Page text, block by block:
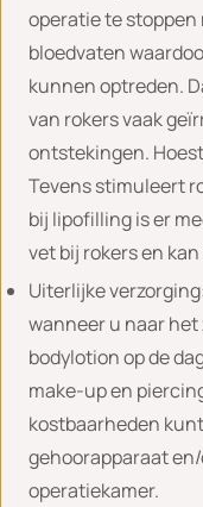
operatie te
bloedvaten
kunnen optreden.
van rokers vaak
ontstekingen.
Tevens stimuleert
bij lipofilling is er
vet bij rokers en
Uiterlijke
wanneer u naar
bodylotion op de
make-up en
kostbaarheden
gehoorapparaat
operatiekamer.